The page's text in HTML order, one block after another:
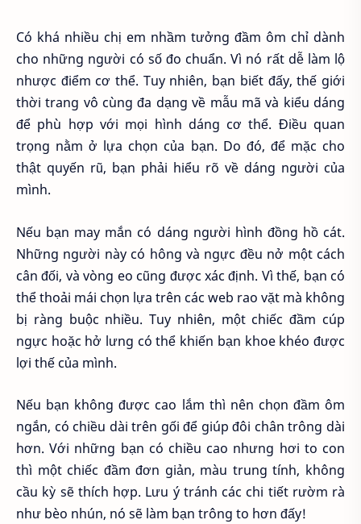
Có khá nhiều chị em nhầm tưởng đầm ôm chỉ dành
cho những người có số đo chuẩn. Vì nó rất dễ làm lộ
nhược điểm cơ thể. Tuy nhiên, bạn biết đấy, thế giới
thời trang vô cùng đa dạng về mẫu mã và kiểu dáng
để phù hợp với mọi hình dáng cơ thể. Điều quan
trọng nằm ở lựa chọn của bạn. Do đó, để mặc cho
thật quyến rũ, bạn phải hiểu rõ về dáng người của
mình.
Nếu bạn may mắn có dáng người hình đồng hồ cát.
Những người này có hông và ngực đều nở một cách
cân đối, và vòng eo cũng được xác định. Vì thế, bạn có
thể thoải mái chọn lựa trên các web rao vặt mà không
bị ràng buộc nhiều. Tuy nhiên, một chiếc đầm cúp
ngực hoặc hở lưng có thể khiến bạn khoe khéo được
lợi thế của mình.
Nếu bạn không được cao lắm thì nên chọn đầm ôm
ngắn, có chiều dài trên gối để giúp đôi chân trông dài
hơn. Với những bạn có chiều cao nhưng hơi to con
thì một chiếc đầm đơn giản, màu trung tính, không
cầu kỳ sẽ thích hợp. Lưu ý tránh các chi tiết rườm rà
như bèo nhún, nó sẽ làm bạn trông to hơn đấy!